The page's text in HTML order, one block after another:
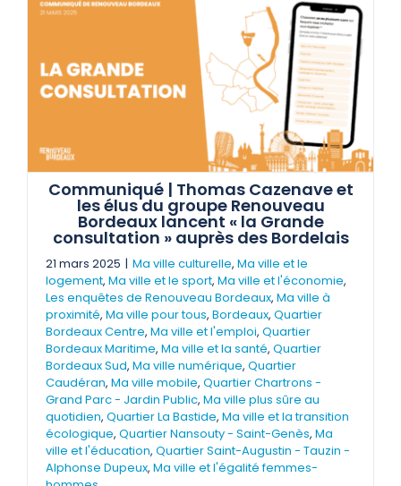
Communiqué | Thomas Cazenave et
les élus du groupe Renouveau
Bordeaux lancent « la Grande
consultation » auprès des Bordelais
21 mars 2025 | Ma ville culturelle, Ma ville et le
logement, Ma ville et le sport, Ma ville et l'économie,
Les enquêtes de Renouveau Bordeaux, Ma ville à
proximité, Ma ville pour tous, Bordeaux, Quartier
Bordeaux Centre, Ma ville et l'emploi, Quartier
Bordeaux Maritime, Ma ville et la santé, Quartier
Bordeaux Sud, Ma ville numérique, Quartier
Caudéran, Ma ville mobile, Quartier Chartrons -
Grand Parc - Jardin Public, Ma ville plus sûre au
quotidien, Quartier La Bastide, Ma ville et la transition
écologique, Quartier Nansouty - Saint-Genès, Ma
ville et l'éducation, Quartier Saint-Augustin - Tauzin -
Alphonse Dupeux, Ma ville et l'égalité femmes-